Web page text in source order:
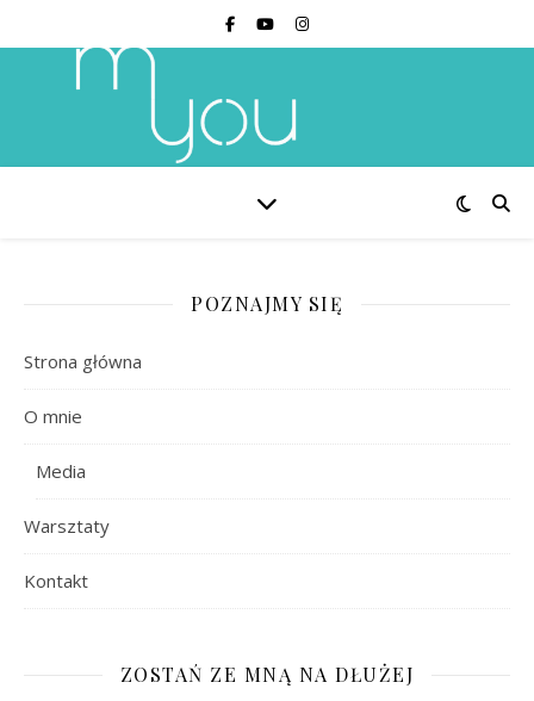
POZNAJMY SIĘ
Strona główna
O mnie
Media
Warsztaty
Kontakt
ZOSTAŃ ZE MNĄ NA DŁUŻEJ